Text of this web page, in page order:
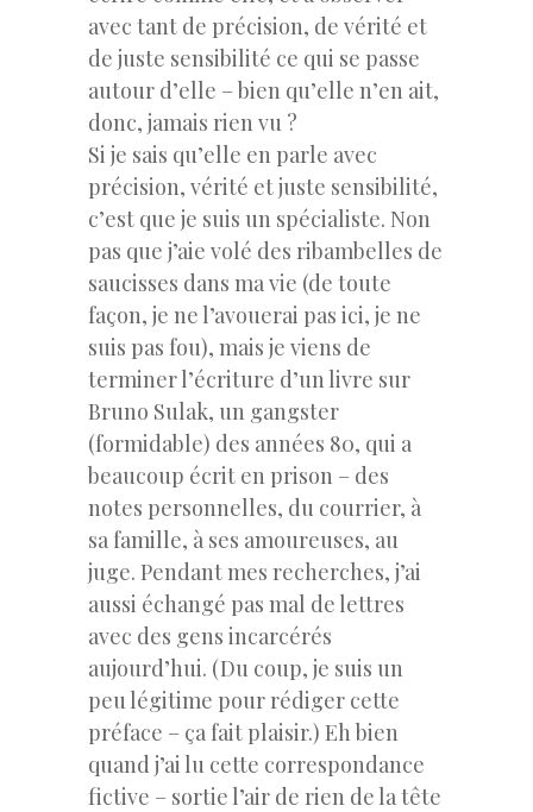
avec tant de précision, de vérité et
de juste sensibilité ce qui se passe
autour d’elle – bien qu’elle n’en ait,
donc, jamais rien vu ?
Si je sais qu’elle en parle avec
précision, vérité et juste sensibilité,
c’est que je suis un spécialiste. Non
pas que j’aie volé des ribambelles de
saucisses dans ma vie (de toute
façon, je ne l’avouerai pas ici, je ne
suis pas fou), mais je viens de
terminer l’écriture d’un livre sur
Bruno Sulak, un gangster
(formidable) des années 80, qui a
beaucoup écrit en prison – des
notes personnelles, du courrier, à
sa famille, à ses amoureuses, au
juge. Pendant mes recherches, j’ai
aussi échangé pas mal de lettres
avec des gens incarcérés
aujourd’hui. (Du coup, je suis un
peu légitime pour rédiger cette
préface – ça fait plaisir.) Eh bien
quand j’ai lu cette correspondance
fictive – sortie l’air de rien de la tête